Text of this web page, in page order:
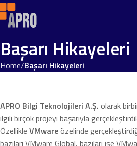
Başarı Hikayeleri
Home Başarı Hikayeleri
APRO Bilgi Teknolojileri A.Ş. olarak
ilgili birçok projeyi başarıyla
Özellikle VMwareözelinde
bazıları VMware Global, bazıları ise